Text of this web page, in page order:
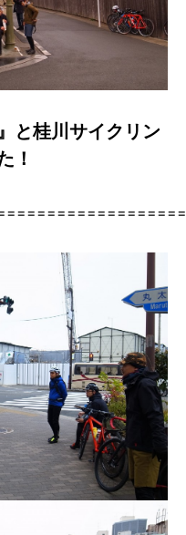
と桂川サイクリン
！